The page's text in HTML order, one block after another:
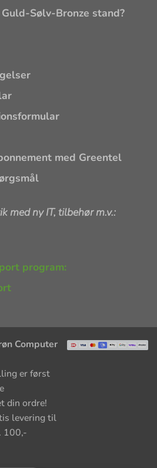
Sølv-Bronze stand?
med Greentel
med ny IT, tilbehør m.v.:
program:
Computer
er først
din ordre!
levering til
100,-